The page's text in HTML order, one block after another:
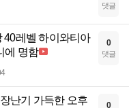
댓글
40레벨 하이와티아
에 명함
0
댓글
난기 가득한 오후
0